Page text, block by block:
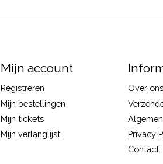
Mijn account
Registreren
Mijn bestellingen
Mijn tickets
Mijn verlanglijst
Over ons
Privacy
Contact